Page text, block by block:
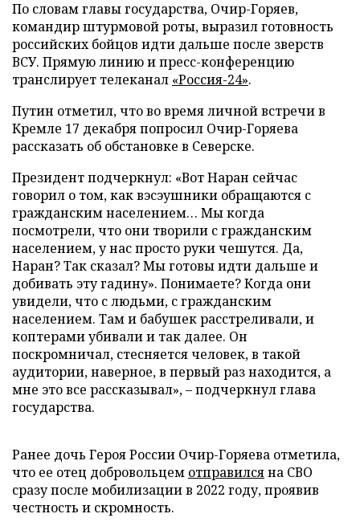
По словам главы государства, Очир-Горяев,
командир штурмовой роты, выразил готовность
российских бойцов идти дальше после зверств
ВСУ. Прямую линию и пресс-конференцию
транслирует телеканал «Россия-24».
Путин отметил, что во время личной встречи в
Кремле 17 декабря попросил Очир-Горяева
рассказать об обстановке в Северске.
Президент подчеркнул: «Вот Наран сейчас
говорил о том, как вэсэушники обращаются с
гражданским населением… Мы когда
посмотрели, что они творили с гражданским
населением, у нас просто руки чешутся. Да,
Наран? Так сказал? Мы готовы идти дальше и
добивать эту гадину». Понимаете? Когда они
увидели, что с людьми, с гражданским
населением. Там и бабушек расстреливали, и
коптерами убивали и так далее. Он
поскромничал, стесняется человек, в такой
аудитории, наверное, в первый раз находится, а
мне это все рассказывал», – подчеркнул глава
государства.
Ранее дочь Героя России Очир-Горяева отметила,
что ее отец добровольцем отправилсяна СВО
сразу после мобилизации в 2022 году, проявив
честность и скромность.